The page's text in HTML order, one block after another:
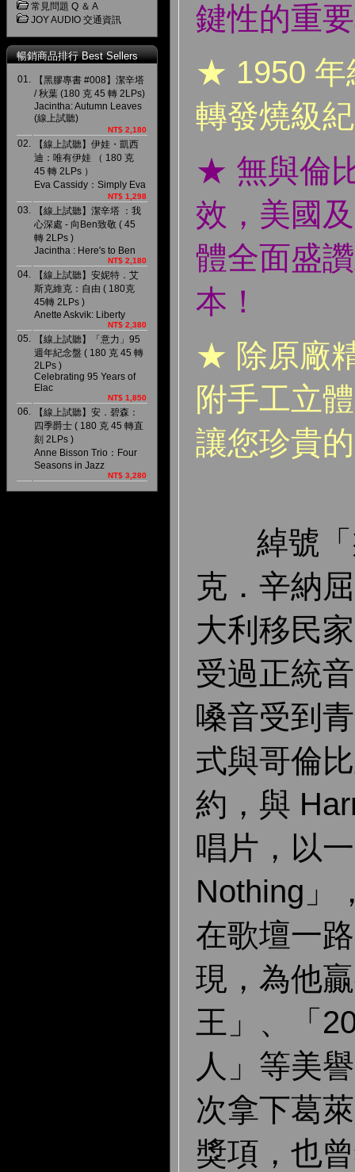
常見問題 Q ＆ A
JOY AUDIO 交通資訊
暢銷商品排行 Best Sellers
01.
【黑膠專書 #008】潔辛塔
/ 秋葉 (180 克 45 轉 2LPs)
Jacintha: Autumn Leaves
(線上試聽)
NT$ 2,180
02.
【線上試聽】伊娃・凱西
迪：唯有伊娃 （ 180 克
45 轉 2LPs ）
Eva Cassidy：Simply Eva
NT$ 1,298
03.
【線上試聽】潔辛塔 ：我
心深處 - 向Ben致敬 ( 45
轉 2LPs )
Jacintha : Here′s to Ben
NT$ 2,180
04.
【線上試聽】安妮特．艾
斯克維克：自由 ( 180克
45轉 2LPs )
Anette Askvik: Liberty
NT$ 2,380
05.
【線上試聽】「意力」95
週年紀念盤 ( 180 克 45 轉
2LPs )
Celebrating 95 Years of
Elac
NT$ 1,850
06.
【線上試聽】安．碧森：
四季爵士 ( 180 克 45 轉直
刻 2LPs )
Anne Bisson Trio：Four
Seasons in Jazz
NT$ 3,280
鍵性的重
★ 1950 年
轉發燒級
★ 無與倫
效，美國
體全面盛
本！
★ 除原廠
附手工立
讓您珍貴
綽號「
克．辛納
大利移民
受過正統
嗓音受到
式與哥倫
約，與
唱片，以
Nothing」
在歌壇一
現，為他
王」、「
人」等美
次拿下葛
獎項，也